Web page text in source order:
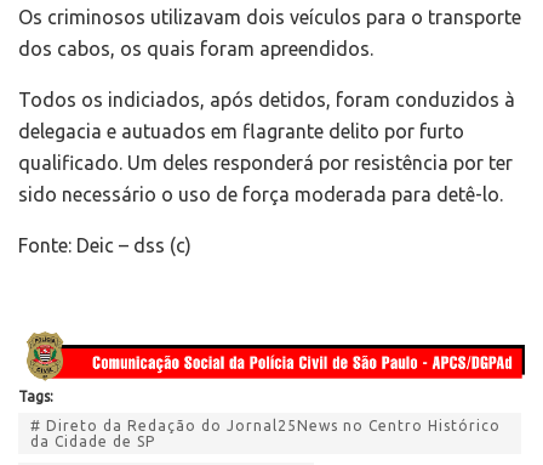
Os criminosos utilizavam dois veículos para o transporte
dos cabos, os quais foram apreendidos.
Todos os indiciados, após detidos, foram conduzidos à
delegacia e autuados em flagrante delito por furto
qualificado. Um deles responderá por resistência por ter
sido necessário o uso de força moderada para detê-lo.
Fonte: Deic – dss (c)
Tags:
# Direto da Redação do Jornal25News no Centro Histórico
da Cidade de SP